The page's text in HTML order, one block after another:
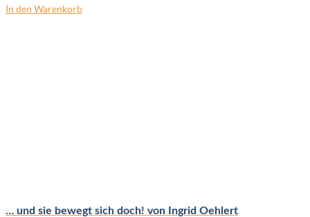
In den Warenkorb
… und sie bewegt sich doch! von Ingrid Oehlert